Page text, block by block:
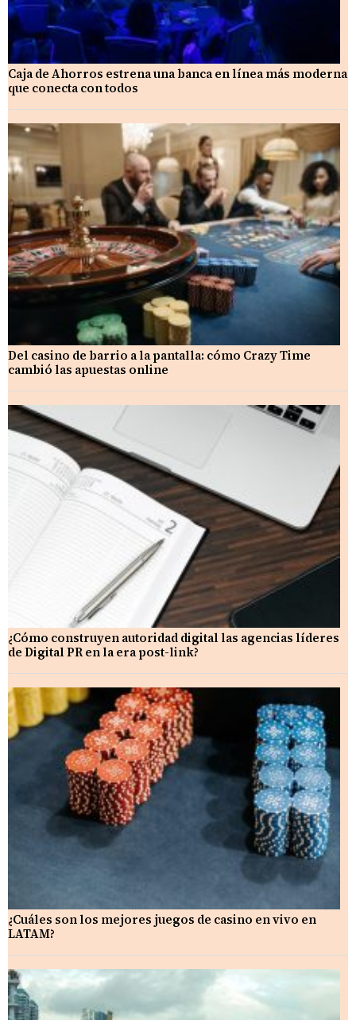
Caja de Ahorros estrena una banca en línea más moderna
que conecta con todos
Del casino de barrio a la pantalla: cómo Crazy Time
cambió las apuestas online
¿Cómo construyen autoridad digital las agencias líderes
de Digital PR en la era post-link?
¿Cuáles son los mejores juegos de casino en vivo en
LATAM?